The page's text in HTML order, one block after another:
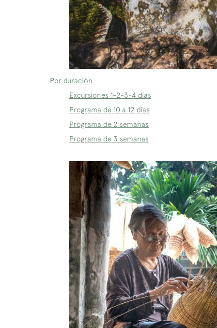
Por duración
Excursiones 1-2-3-4 días
Programa de 10 a 12 días
Programa de 2 semanas
Programa de 3 semanas